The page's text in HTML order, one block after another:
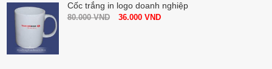
Cốc trắng in logo doanh nghiệp
80.000VND 36.000 VND